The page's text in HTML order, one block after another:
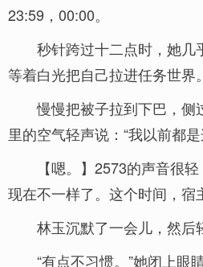
23:59，00:00。
秒针跨过十二点时，她几
等着白光把自己拉进任务世界。
慢慢把被子拉到下巴，侧
里的空气轻声说：“我以前都
【嗯。】2573的声音很
现在不一样了。这个时间，宿
林玉沉默了一会儿，然后
“有点不习惯。”她闭上眼